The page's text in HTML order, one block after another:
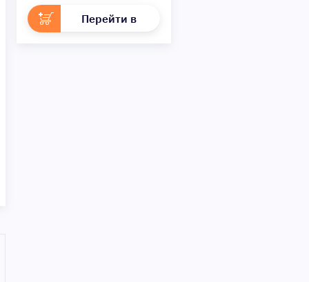
Перейти в